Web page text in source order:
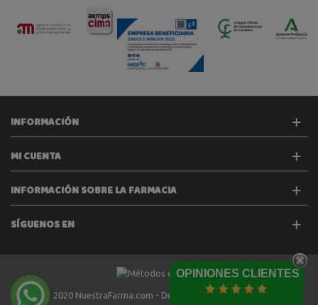
OPINIONES CLIENTES
INFORMACIÓN
MI CUENTA
INFORMACIÓN SOBRE LA FARMACIA
SÍGUENOS EN
2020 NuestraFarma.com - Desarrollado porTecinet